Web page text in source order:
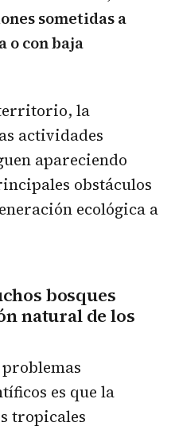
sometidas a
o con baja
la
actividades
apareciendo
obstáculos
ecológica a
bosques
natural de los
es que la
tropicales